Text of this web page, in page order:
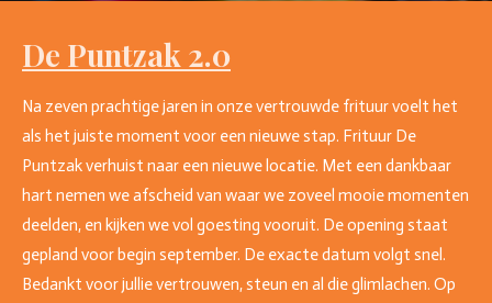
De Puntzak 2.0
Na zeven prachtige jaren in onze vertrouwde frituur voelt het
als het juiste moment voor een nieuwe stap. Frituur De
Puntzak verhuist naar een nieuwe locatie. Met een dankbaar
hart nemen we afscheid van waar we zoveel mooie momenten
deelden, en kijken we vol goesting vooruit. De opening staat
gepland voor begin september. De exacte datum volgt snel.
Bedankt voor jullie vertrouwen, steun en al die glimlachen. Op